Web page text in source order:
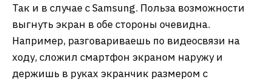
Так и в случае с Samsung. Польза возможности
выгнуть экран в обе стороны очевидна.
Например, разговариваешь по видеосвязи на
ходу, сложил смартфон экраном наружу и
держишь в руках экранчик размером с